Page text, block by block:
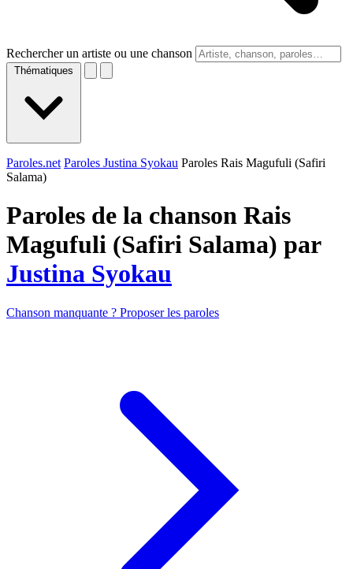
Rechercher un artiste ou une chanson
Thématiques
Paroles.net Paroles Justina Syokau Paroles Rais Magufuli (Safiri
Salama)
Paroles de la chanson Rais
Magufuli (Safiri Salama) par
Justina Syokau
Chanson manquante ? Proposer les paroles